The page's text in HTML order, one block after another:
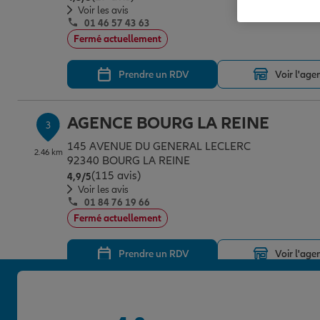
Voir les avis
01 46 57 43 63
Fermé actuellement
Prendre un RDV Voir
3
2.46 km
AGENCE BOURG LA REINE
145 AVENUE DU GENERAL LECLERC
92340 BOURG LA REINE
4,9/5Note de 4.9 sur 5
(115 avis)
Voir les avis
01 84 76 19 66
Fermé actuellement
Prendre un RDV Voir